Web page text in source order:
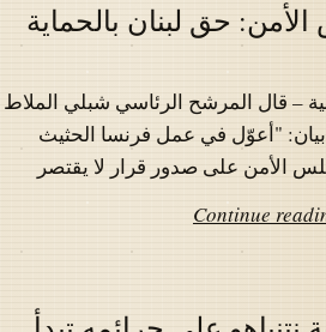
حق لبنان بالحماية
– قال المرشح الرئاسي شبلي الملاط
"أعوّل في عمل فرنسا الحثيث
الأمن على صدور قرار لا يقتصر
Continue